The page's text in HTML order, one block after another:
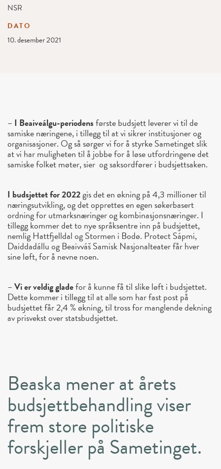
NSR
DATO
10. desember 2021
– I Beaiveálgu-periodensførste budsjett leverer vi til de
samiske næringene, i tillegg til at vi sikrer institusjoner og
organisasjoner. Og så sørger vi for å styrke Sametinget slik
at vi har muligheten til å jobbe for å løse utfordringene det
samiske folket møter, sier og saksordfører i budsjettsaken.
I budsjettet for 2022gis det en økning på 4,3 millioner til
næringsutvikling, og det opprettes en egen søkerbasert
ordning for utmarksnæringer og kombinasjonsnæringer. I
tillegg kommer det to nye språksentre inn på budsjettet,
nemlig Hattfjelldal og Stormen i Bodø. Protect Sápmi,
Daiddadállu og Beaivváš Samisk Nasjonalteater får hver
sine løft, for å nevne noen.
–Vi er veldig gladefor å kunne få til slike løft i budsjettet.
Dette kommer i tillegg til at alle som har fast post på
budsjettet får 2,4 % økning, til tross for manglende dekning
av prisvekst over statsbudsjettet.
Beaska mener at årets
budsjettbehandling viser
frem store politiske
forskjeller på Sametinget.